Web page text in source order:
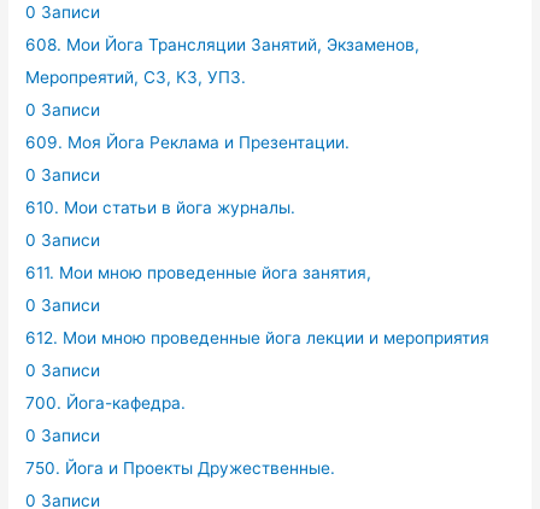
0 Записи
608. Мои Йога Трансляции Занятий, Экзаменов,
Меропреятий, СЗ, КЗ, УПЗ.
0 Записи
609. Моя Йога Реклама и Презентации.
0 Записи
610. Мои статьи в йога журналы.
0 Записи
611. Мои мною проведенные йога занятия,
0 Записи
612. Мои мною проведенные йога лекции и мероприятия
0 Записи
700. Йога-кафедра.
0 Записи
750. Йога и Проекты Дружественные.
0 Записи